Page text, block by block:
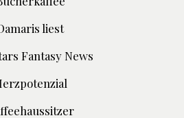
liest
Fantasy News